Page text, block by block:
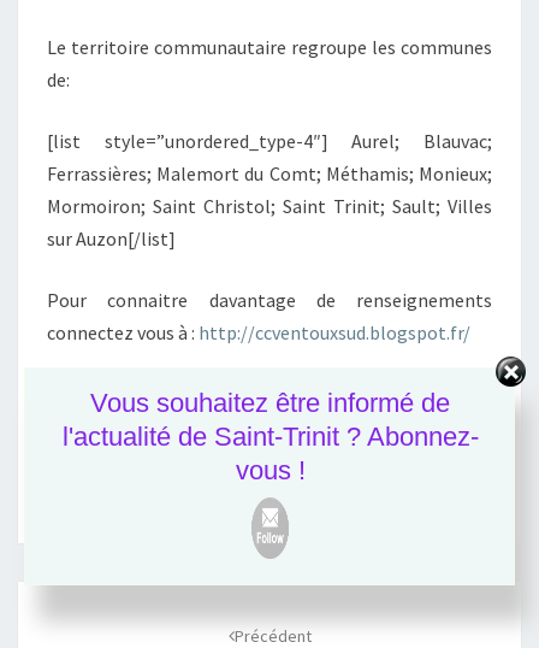
Le territoire communautaire regroupe les communes
de:
[list style=”unordered_type-4″] Aurel; Blauvac;
Ferrassières; Malemort du Comt; Méthamis; Monieux;
Mormoiron; Saint Christol; Saint Trinit; Sault; Villes
sur Auzon[/list]
Pour connaitre davantage de renseignements
connectez vous à : http://ccventouxsud.blogspot.fr/
Navigation
d'article
Précédent
Vous souhaitez être informé de
l'actualité de Saint-Trinit ? Abonnez-
vous !